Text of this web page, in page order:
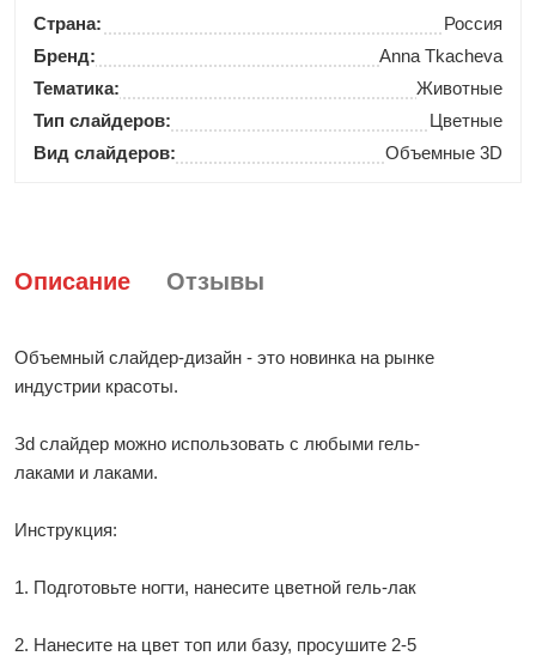
Страна:
Россия
Бренд:
Anna Tkacheva
Тематика:
Животные
Тип слайдеров:
Цветные
Вид слайдеров:
Объемные 3D
Описание Отзывы
Объемный слайдер-дизайн - это новинка на рынке
индустрии красоты.
Зd слайдер можно использовать с любыми гель-
лаками и лаками.
Инструкция:
1. Подготовьте ногти, нанесите цветной гель-лак
2. Нанесите на цвет топ или базу, просушите 2-5